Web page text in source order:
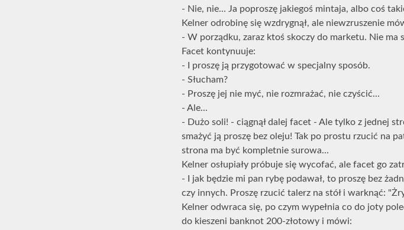
- Nie, nie... Ja poproszę jakiegoś mintaja, albo coś
Kelner odrobinę się wzdrygnął, ale niewzruszenie
- W porządku, zaraz ktoś skoczy do marketu. Nie ma
Facet kontynuuje:
- I proszę ją przygotować w specjalny sposób.
- Słucham?
- Proszę jej nie myć, nie rozmrażać, nie czyścić...
- Ale...
- Dużo soli! - ciągnął dalej facet - Ale tylko z jednej
smażyć ją proszę bez oleju! Tak po prostu rzucić na
strona ma być kompletnie surowa...
Kelner osłupiały próbuje się wycofać, ale facet go
- I jak będzie mi pan rybę podawał, to proszę bez
czy innych. Proszę rzucić talerz na stół i warknąć:
Kelner odwraca się, po czym wypełnia co do joty
do kieszeni banknot 200-złotowy i mówi: